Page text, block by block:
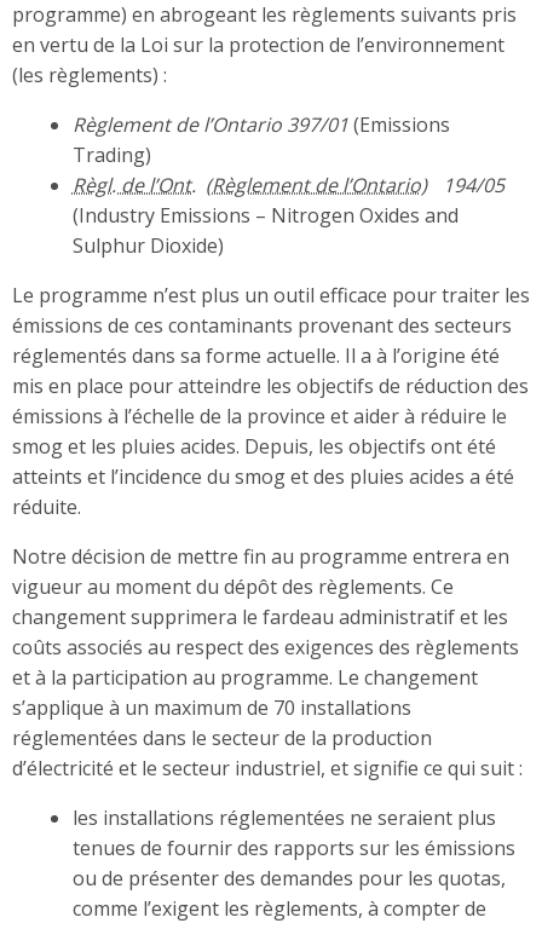
programme) en abrogeant les règlements suivants pris
en vertu de la Loi sur la protection de l’environnement
(les règlements) :
Règlement de l’Ontario 397/01(Emissions
Trading)
Règl. de l’Ont.
194/05
(Industry Emissions – Nitrogen Oxides and
Sulphur Dioxide)
Le programme n’est plus un outil efficace pour traiter les
émissions de ces contaminants provenant des secteurs
réglementés dans sa forme actuelle. Il a à l’origine été
mis en place pour atteindre les objectifs de réduction des
émissions à l’échelle de la province et aider à réduire le
smog et les pluies acides. Depuis, les objectifs ont été
atteints et l’incidence du smog et des pluies acides a été
réduite.
Notre décision de mettre fin au programme entrera en
vigueurau moment du dépôt des règlements. Ce
changement supprimera le fardeau administratif et les
coûts associés au respect des exigences des règlements
et à la participation au programme. Le changement
s’applique à un maximum de 70 installations
réglementées dans le secteur de la production
d’électricité et le secteur industriel, et signifie ce qui suit :
les installations réglementées ne seraient plus
tenues de fournir des rapports sur les émissions
ou de présenter des demandes pour les quotas,
comme l’exigent les règlements, à compter de